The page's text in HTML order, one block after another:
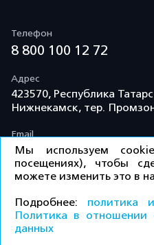
Телефон
8 800 100 12 72
Адрес
423570, Республика
Нижнекамск, тер.
Email
info@td-kama.com
©ООО «Торговый дом
защищены.
Политика
Мы используем
посещениях), чтобы
можете изменить это в
Подробнее: политика
Политика в отношении
данных